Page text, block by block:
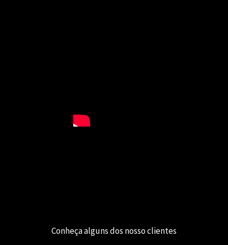
Conheça alguns dos nosso clientes